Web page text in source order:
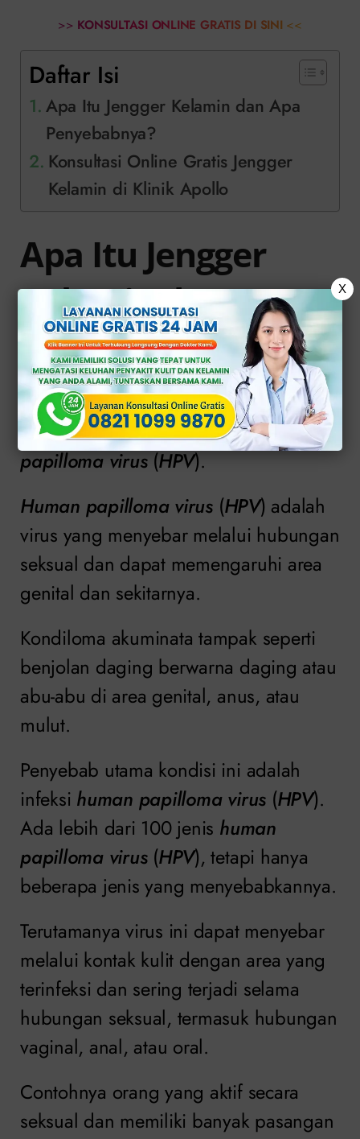
>> KONSULTASI ONLINE GRATIS DI SINI <<
Daftar Isi
Apa Itu Jengger Kelamin dan Apa
Penyebabnya?
Konsultasi Online Gratis Jengger
Kelamin di Klinik Apollo
Apa Itu Jengger
Kelamin dan Apa
Penyebabnya?
Jengger kelamin adalah suatu kondisi
yang disebabkan oleh infeksihuman
papilloma virus(HPV).
Human papilloma virus(HPV) adalah
virus yang menyebar melalui hubungan
seksual dan dapat memengaruhi area
genital dan sekitarnya.
Kondiloma akuminata tampak seperti
benjolan daging berwarna daging atau
abu-abu di area genital, anus, atau
mulut.
Penyebab utama kondisi ini adalah
infeksi human papilloma virus (HPV).
Ada lebih dari 100 jenis human
papilloma virus(HPV), tetapi hanya
beberapa jenis yang menyebabkannya.
Terutamanya virus ini dapat menyebar
melalui kontak kulit dengan area yang
terinfeksi dan sering terjadi selama
hubungan seksual, termasuk hubungan
vaginal, anal, atau oral.
Contohnya orang yang aktif secara
seksual dan memiliki banyak pasangan
X